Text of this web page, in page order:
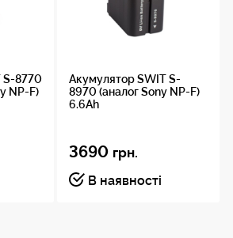
IV, A7R V
A9 II, A9 III
S-8770
NP-F)
Акумулятор SWIT S-
8970 (аналог Sony NP-F)
6.6Ah
3690 грн.
В наявності